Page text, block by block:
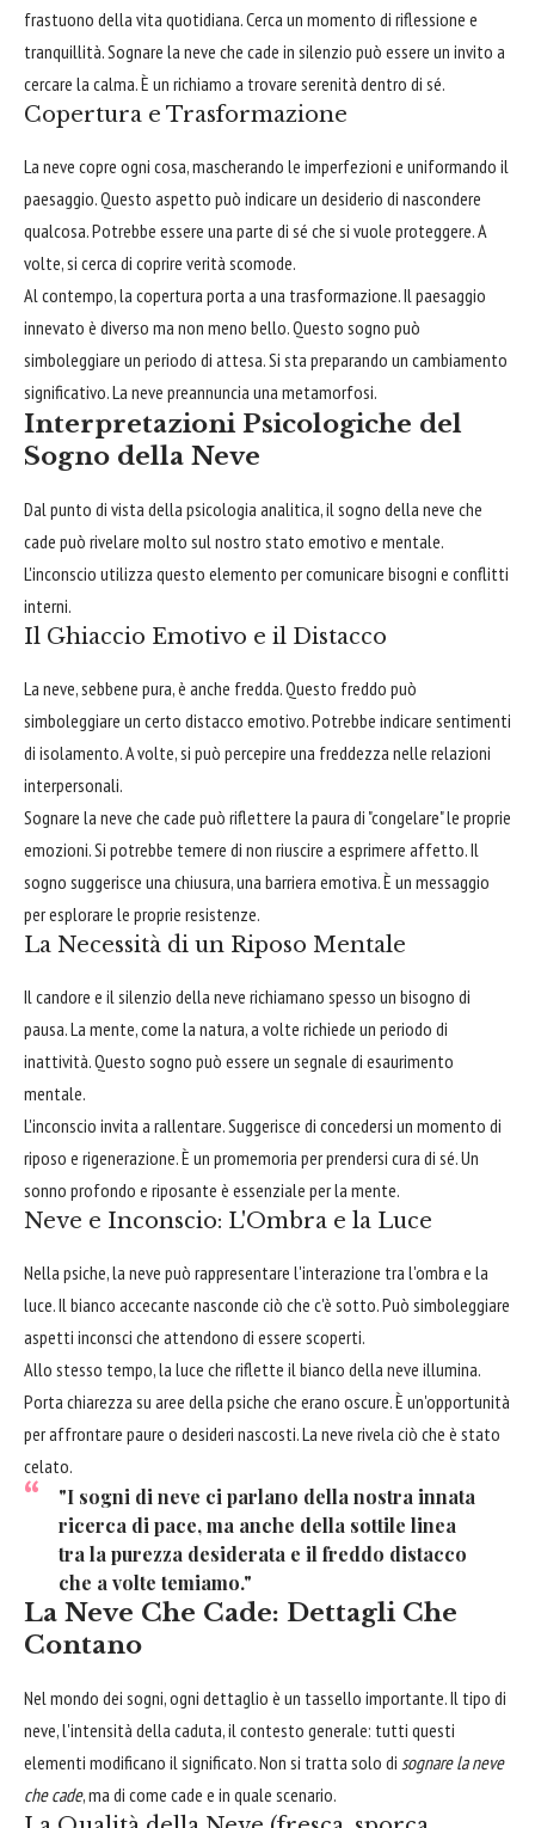
frastuono della vita quotidiana. Cerca un momento di riflessione e
tranquillità. Sognare la neve che cade in silenzio può essere un invito a
cercare la calma. È un richiamo a trovare serenità dentro di sé.
Copertura e Trasformazione
La neve copre ogni cosa, mascherando le imperfezioni e uniformando il
paesaggio. Questo aspetto può indicare un desiderio di nascondere
qualcosa. Potrebbe essere una parte di sé che si vuole proteggere. A
volte, si cerca di coprire verità scomode.
Al contempo, la copertura porta a una trasformazione. Il paesaggio
innevato è diverso ma non meno bello. Questo sogno può
simboleggiare un periodo di attesa. Si sta preparando un cambiamento
significativo. La neve preannuncia una metamorfosi.
Interpretazioni Psicologiche del
Sogno della Neve
Dal punto di vista della psicologia analitica, il sogno della neve che
cade può rivelare molto sul nostro stato emotivo e mentale.
L'inconscio utilizza questo elemento per comunicare bisogni e conflitti
interni.
Il Ghiaccio Emotivo e il Distacco
La neve, sebbene pura, è anche fredda. Questo freddo può
simboleggiare un certo distacco emotivo. Potrebbe indicare sentimenti
di isolamento. A volte, si può percepire una freddezza nelle relazioni
interpersonali.
Sognare la neve che cade può riflettere la paura di "congelare" le proprie
emozioni. Si potrebbe temere di non riuscire a esprimere affetto. Il
sogno suggerisce una chiusura, una barriera emotiva. È un messaggio
per esplorare le proprie resistenze.
La Necessità di un Riposo Mentale
Il candore e il silenzio della neve richiamano spesso un bisogno di
pausa. La mente, come la natura, a volte richiede un periodo di
inattività. Questo sogno può essere un segnale di esaurimento
mentale.
L'inconscio invita a rallentare. Suggerisce di concedersi un momento di
riposo e rigenerazione. È un promemoria per prendersi cura di sé. Un
sonno profondo e riposante è essenziale per la mente.
Neve e Inconscio: L'Ombra e la Luce
Nella psiche, la neve può rappresentare l'interazione tra l'ombra e la
luce. Il bianco accecante nasconde ciò che c'è sotto. Può simboleggiare
aspetti inconsci che attendono di essere scoperti.
Allo stesso tempo, la luce che riflette il bianco della neve illumina.
Porta chiarezza su aree della psiche che erano oscure. È un'opportunità
per affrontare paure o desideri nascosti. La neve rivela ciò che è stato
celato.
"I sogni di neve ci parlano della nostra innata
ricerca di pace, ma anche della sottile linea
tra la purezza desiderata e il freddo distacco
che a volte temiamo."
La Neve Che Cade: Dettagli Che
Contano
Nel mondo dei sogni, ogni dettaglio è un tassello importante. Il tipo di
neve, l'intensità della caduta, il contesto generale: tutti questi
elementi modificano il significato. Non si tratta solo di sognare la neve
che cade, ma di come cade e in quale scenario.